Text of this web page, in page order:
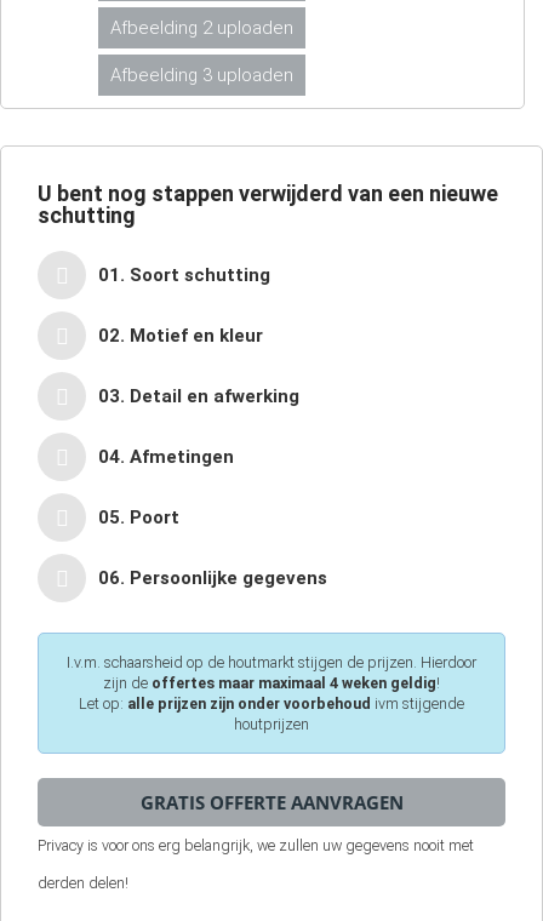
Afbeelding 2 uploaden
Afbeelding 3 uploaden
U bent nog stappen verwijderd van een nieuwe
schutting
01. Soort schutting
02. Motief en kleur
03. Detail en afwerking
04. Afmetingen
05. Poort
06. Persoonlijke gegevens
I.v.m. schaarsheid op de houtmarkt stijgen de prijzen. Hierdoor
zijn de offertes maar maximaal 4 weken geldig!
Let op: alle prijzen zijn onder voorbehoud ivm stijgende
houtprijzen
Privacy is voor ons erg belangrijk, we zullen uw gegevens nooit met
derden delen!